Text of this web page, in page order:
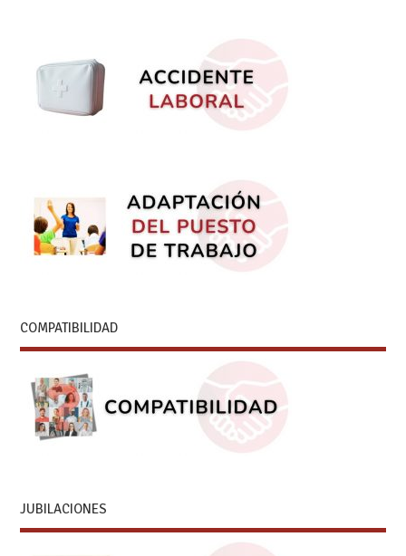
COMPATIBILIDAD
JUBILACIONES